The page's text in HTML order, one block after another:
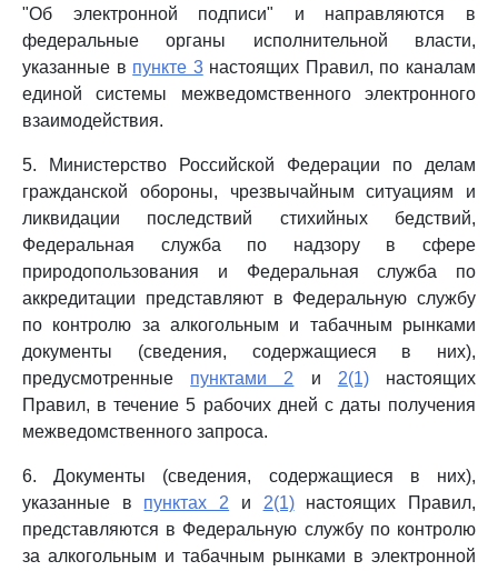
"Об электронной подписи" и направляются в
федеральные органы исполнительной власти,
указанные в пункте 3настоящих Правил, по каналам
единой системы межведомственного электронного
взаимодействия.
5. Министерство Российской Федерации по делам
гражданской обороны, чрезвычайным ситуациям и
ликвидации последствий стихийных бедствий,
Федеральная служба по надзору в сфере
природопользования и Федеральная служба по
аккредитации представляют в Федеральную службу
по контролю за алкогольным и табачным рынками
документы (сведения, содержащиеся в них),
предусмотренные пунктами 2 и 2(1)настоящих
Правил, в течение 5 рабочих дней с даты получения
межведомственного запроса.
6. Документы (сведения, содержащиеся в них),
указанные в пунктах 2 и 2(1)настоящих Правил,
представляются в Федеральную службу по контролю
за алкогольным и табачным рынками в электронной